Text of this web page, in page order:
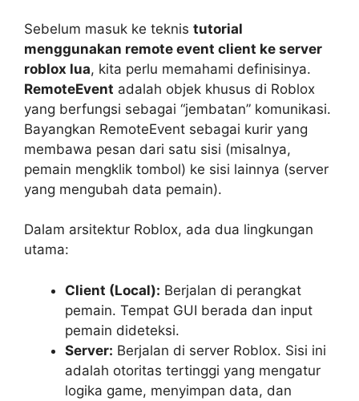
Sebelum masuk ke teknis tutorial
menggunakan remote event client ke server
roblox lua, kita perlu memahami definisinya.
RemoteEvent adalah objek khusus di Roblox
yang berfungsi sebagai “jembatan” komunikasi.
Bayangkan RemoteEvent sebagai kurir yang
membawa pesan dari satu sisi (misalnya,
pemain mengklik tombol) ke sisi lainnya (server
yang mengubah data pemain).
Dalam arsitektur Roblox, ada dua lingkungan
utama:
Client (Local): Berjalan di perangkat
pemain. Tempat GUI berada dan input
pemain dideteksi.
Server: Berjalan di server Roblox. Sisi ini
adalah otoritas tertinggi yang mengatur
logika game, menyimpan data, dan